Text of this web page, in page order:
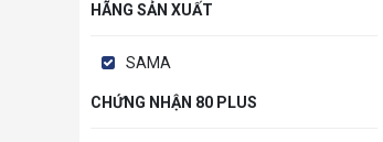
PSU MSI
HÃNG SẢN XUẤT
SAMA
CHỨNG NHẬN 80 PLUS